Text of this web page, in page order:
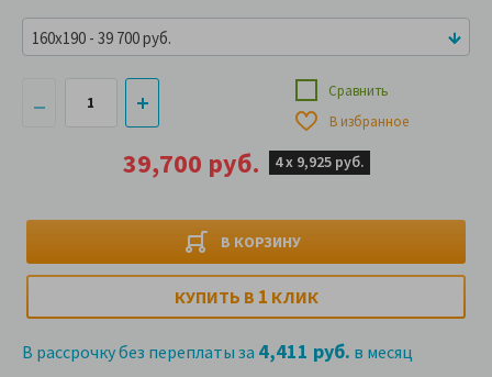
39,700 руб. 4 х 9,925 руб.
В КОРЗИНУ
Сравнить
В избранное
КУПИТЬ В 1 КЛИК
В рассрочку без переплаты за 4,411 руб. в месяц
160x190 - 39 700 руб.